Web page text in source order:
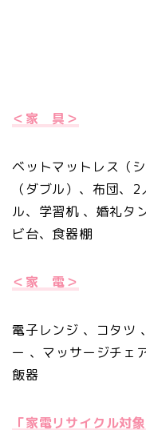
＜家 具＞
ベットマットレス（
（ダブル）、布団、
ル、学習机 、婚礼タ
ビ台、
＜家 電＞
電子レンジ 、コタツ
ー 、マッサージチェ
飯
「家電リサイクル対